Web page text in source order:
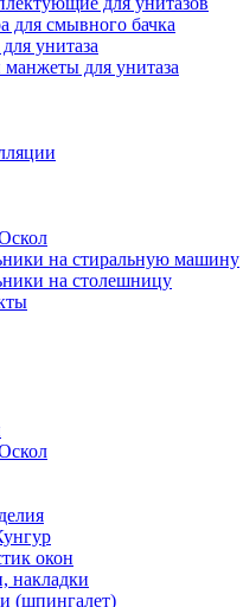
для смывного бачка
унитаза
для унитаза
на стиральную машину
на столешницу
окон
накладки
(шпингалет)